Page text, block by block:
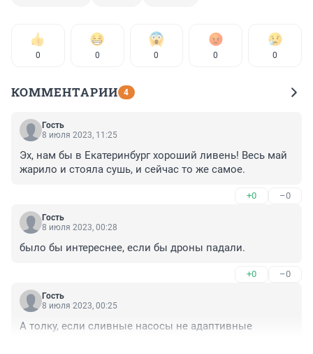
0 0 0 0 0
КОММЕНТАРИИ 4
Гость
8 июля 2023, 11:25
Эх, нам бы в Екатеринбург хороший ливень! Весь май
жарило и стояла сушь, и сейчас то же самое.
+0 –0
Гость
8 июля 2023, 00:28
было бы интереснее, если бы дроны падали.
+0 –0
Гость
8 июля 2023, 00:25
А толку, если сливные насосы не адаптивные